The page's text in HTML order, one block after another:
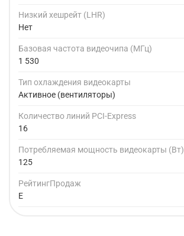
Низкий хешрейт (LHR)
Нет
Базовая частота видеочипа (МГц)
1 530
Тип охлаждения видеокарты
Активное (вентиляторы)
Количество линий PCI-Express
16
Потребляемая мощность видеокарты (Вт)
125
РейтингПродаж
E